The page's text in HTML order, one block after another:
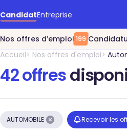
CandidatEntreprise
Nos offres d’emploi 199
Accueil
Nos offres d'emploi
42 offres
AUTOMOBILE Recevoir les